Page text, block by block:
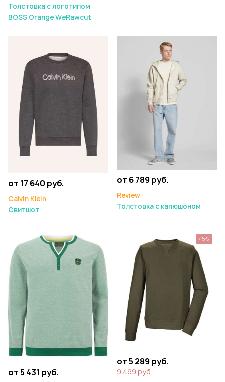
Толстовка с логотипом
BOSS Orange WeRawcut
от 17 640 руб.
Calvin Klein
Свитшот
от 6 789 руб.
Review
Толстовка с капюшоном
от 5 431 руб.
от 5 289 руб.
9 499 руб.
45%